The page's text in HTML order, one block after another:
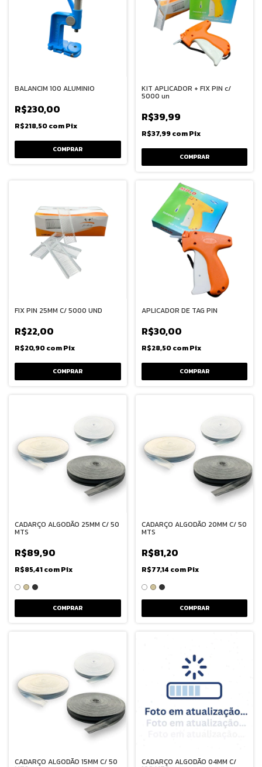
BALANCIM 100 ALUMINIO
R$230,00
R$218,50comPix
KIT APLICADOR + FIX PIN c/
5000 un
R$39,99
R$37,99comPix
FIX PIN 25MM C/ 5000 UND
R$22,00
R$20,90comPix
APLICADOR DE TAG PIN
R$30,00
R$28,50comPix
CADARÇO ALGODÃO 25MM C/ 50
MTS
R$89,90
R$85,41comPix
COMPRAR
CADARÇO ALGODÃO 20MM C/ 50
MTS
R$81,20
R$77,14 comPix
COMPRAR
CADARÇO ALGODÃO 15MM C/ 50 CADARÇO ALGODÃO 04MM C/